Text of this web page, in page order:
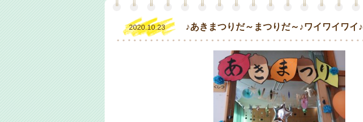
2020.10.23 ♪あきまつりだ～まつりだ～♪ワイワイワイ♪